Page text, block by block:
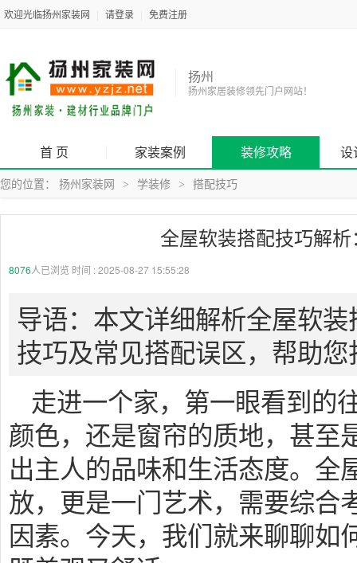
欢迎光临扬州家装网 请登录 免费注册
扬州
扬州家居装修领先门户网站！
首 页 家装案例 装修攻略 设
您的位置： 扬州家装网 > 学装修 > 搭配技巧
全屋软装搭配技巧解
8076人已浏览 时间 :2025-08-27 15:55:28
导语：本文详细解析全屋软
技巧及常见搭配误区，帮助
走进一个家，第一眼看到的
颜色，还是窗帘的质地，甚至
出主人的品味和生活态度。全
放，更是一门艺术，需要综合
因素。今天，我们就来聊聊如